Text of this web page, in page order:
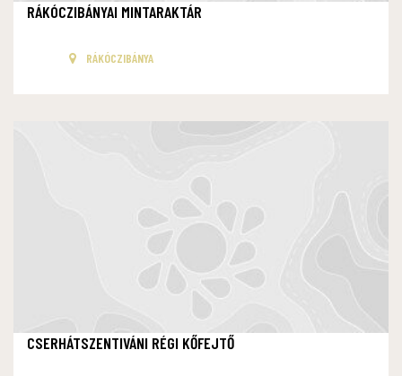
RÁKÓCZIBÁNYAI MINTARAKTÁR
RÁKÓCZIBÁNYA
CSERHÁTSZENTIVÁNI RÉGI KŐFEJTŐ